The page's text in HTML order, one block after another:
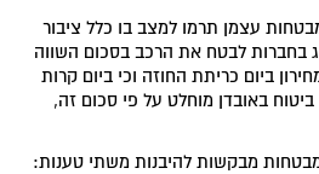
עצמן תרמו למצב בו כלל ציבור
בחברות לבטח את הרכב בסכום השווה
ביום כריתת החוזה וכי ביום קרות
באובדן מוחלט על פי סכום זה,